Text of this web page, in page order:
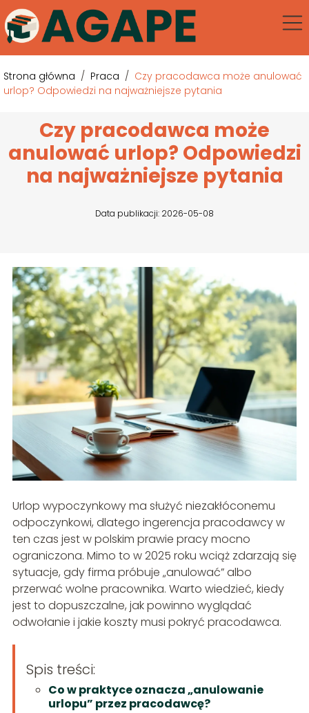
Strona główna / Praca / Czy pracodawca może anulować
urlop? Odpowiedzi na najważniejsze pytania
Czy pracodawca może
anulować urlop? Odpowiedzi
na najważniejsze pytania
Data publikacji: 2026-05-08
Urlop wypoczynkowy ma służyć niezakłóconemu
odpoczynkowi, dlatego ingerencja pracodawcy w
ten czas jest w polskim prawie pracy mocno
ograniczona. Mimo to w 2025 roku wciąż zdarzają się
sytuacje, gdy firma próbuje „anulować” albo
przerwać wolne pracownika. Warto wiedzieć, kiedy
jest to dopuszczalne, jak powinno wyglądać
odwołanie i jakie koszty musi pokryć pracodawca.
Spis treści:
Co w praktyce oznacza „anulowanie
urlopu” przez pracodawcę?